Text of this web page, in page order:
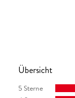
Übersicht
5 Sterne